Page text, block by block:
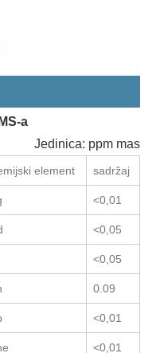
a
Jedinica: ppm mas
element sadržaj
<0,01
<0,05
<0,05
0.09
<0,01
<0,01